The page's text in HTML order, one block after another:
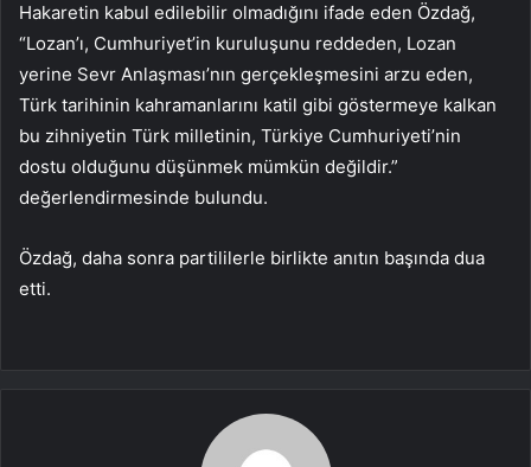
Hakaretin kabul edilebilir olmadığını ifade eden Özdağ,
“Lozan’ı, Cumhuriyet’in kuruluşunu reddeden, Lozan
yerine Sevr Anlaşması’nın gerçekleşmesini arzu eden,
Türk tarihinin kahramanlarını katil gibi göstermeye kalkan
bu zihniyetin Türk milletinin, Türkiye Cumhuriyeti’nin
dostu olduğunu düşünmek mümkün değildir.”
değerlendirmesinde bulundu.
Özdağ, daha sonra partililerle birlikte anıtın başında dua
etti.